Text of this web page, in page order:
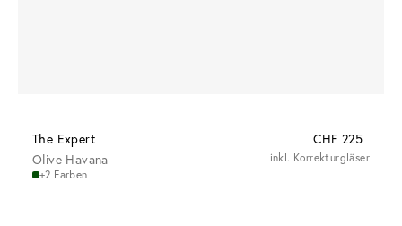
The Expert
CHF 225
Olive Havana
+2 Farben
inkl. Korrekturgläser